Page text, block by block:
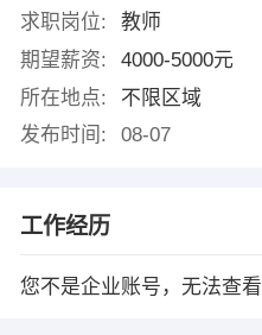
求职岗位:
教师
期望薪资:
4000-5000元
所在地点:
不限区域
发布时间:
08-07
工作经历
您不是企业账号，无法查看